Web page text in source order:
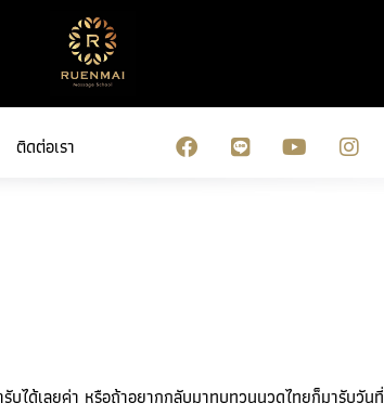
ติดต่อเรา
ได้เลยค่า หรือถ้าอยากกลับมาทบทวนนวดไทยก็มารับวันที่